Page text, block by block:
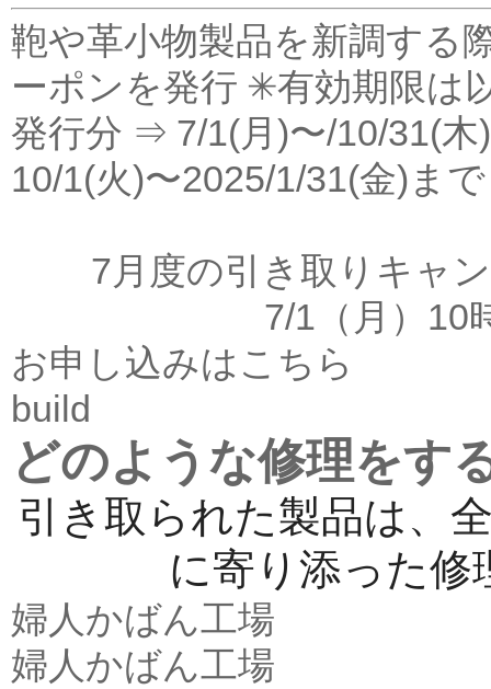
鞄や革小物製品を新調する
ーポンを発行 ✳︎有効期限は
発行分 ⇒ 7/1(月)〜/10/31(
10/1(火)〜2025/1/31(金)まで
7月度の引き取りキャ
7/1（月）10
お申し込みはこちら
build
どのような修理をす
引き取られた製品は、
に寄り添った修
婦人かばん工場
婦人かばん工場